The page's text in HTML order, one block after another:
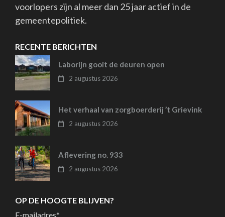
voorlopers zijn al meer dan 25 jaar actief in de
gemeentepolitiek.
RECENTE BERICHTEN
Laborijn gooit de deuren open
2 augustus 2026
Het verhaal van zorgboerderij ’t Grievink
2 augustus 2026
Aflevering no. 933
2 augustus 2026
OP DE HOOGTE BLIJVEN?
E-mailadres*